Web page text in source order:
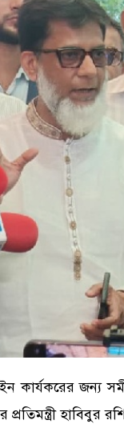
কার্যকরের জন্য
হাবিবুর